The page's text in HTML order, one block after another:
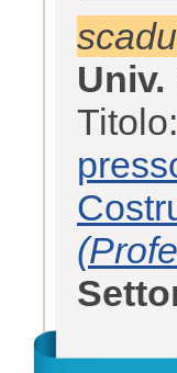
Univ.
Titolo: